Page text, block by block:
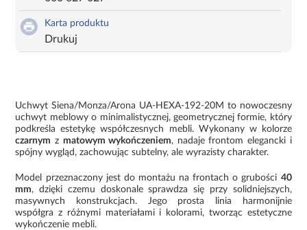
Karta produktu
Drukuj
Uchwyt Siena/Monza/Arona UA-HEXA-192-20M to nowoczesny
uchwyt meblowy o minimalistycznej, geometrycznej formie, który
podkreśla estetykę współczesnych mebli. Wykonany w kolorze
czarnym z matowym wykończeniem, nadaje frontom elegancki i
spójny wygląd, zachowując subtelny, ale wyrazisty charakter.
Model przeznaczony jest do montażu na frontach o grubości 40
mm, dzięki czemu doskonale sprawdza się przy solidniejszych,
masywnych konstrukcjach. Jego prosta linia harmonijnie
współgra z różnymi materiałami i kolorami, tworząc estetyczne
wykończenie mebli.